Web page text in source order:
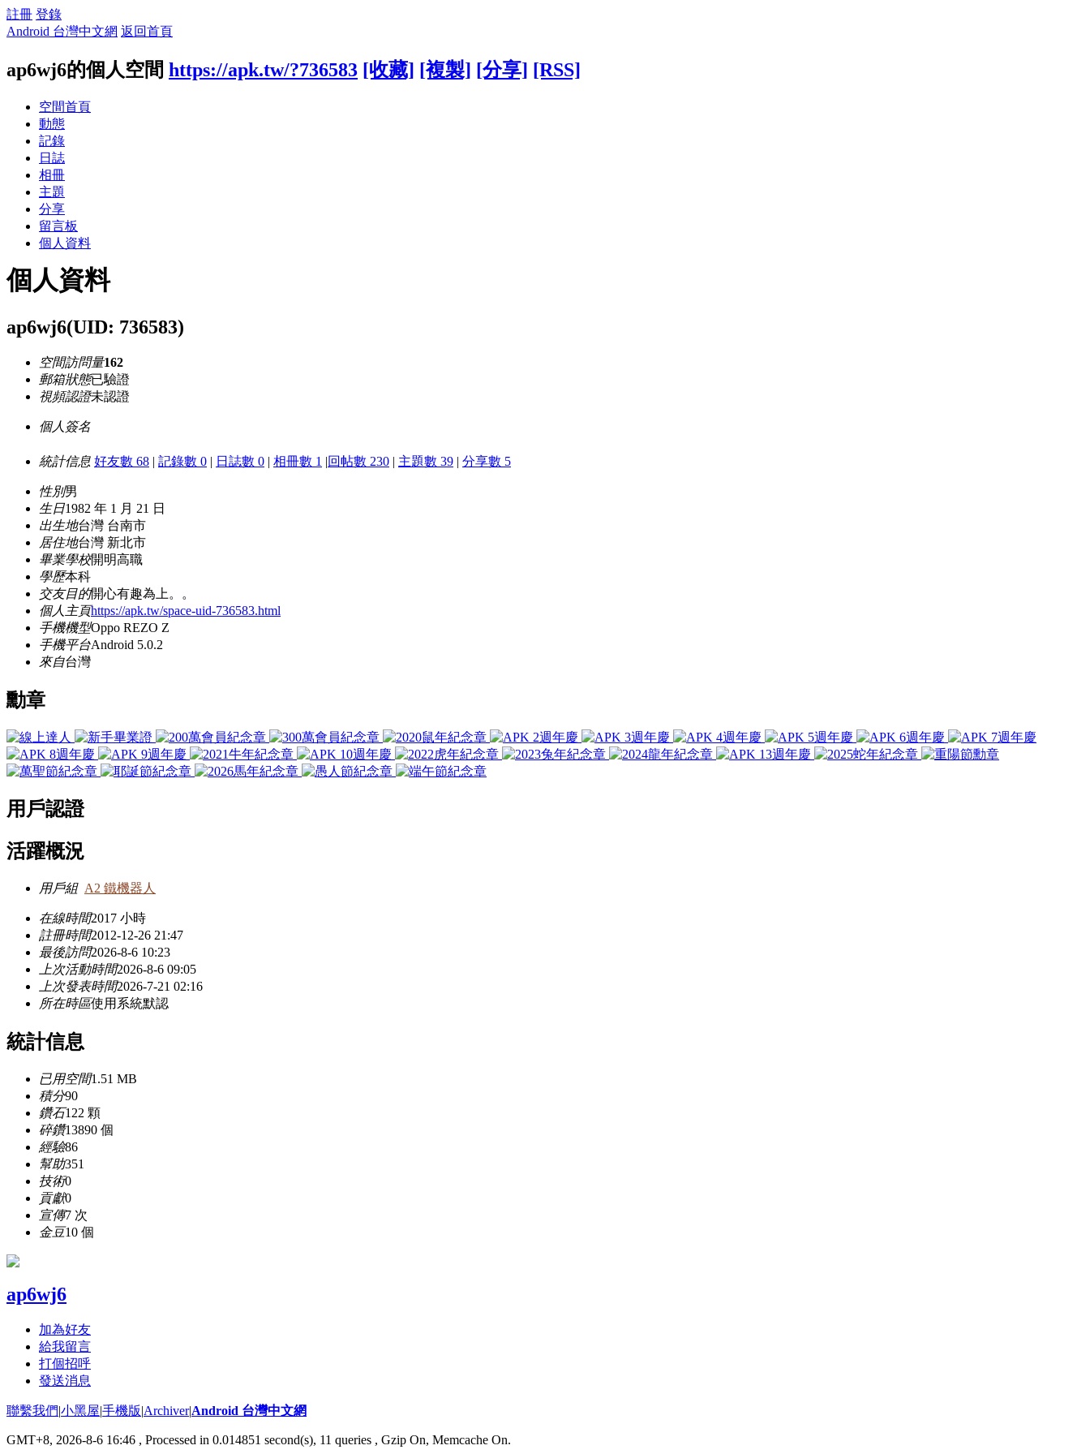
註冊 登錄
Android 台灣中文網 返回首頁
ap6wj6的個人空間 https://apk.tw/?736583 [收藏] [複製] [分享] [RSS]
空間首頁
動態
記錄
日誌
相冊
主題
分享
留言板
個人資料
個人資料
ap6wj6(UID: 736583)
空間訪問量162
郵箱狀態已驗證
視頻認證未認證
個人簽名
統計信息 好友數 68 | 記錄數 0 | 日誌數 0 | 相冊數 1 |回帖數 230 | 主題數 39 | 分享數 5
性別男
生日1982 年 1 月 21 日
出生地台灣 台南市
居住地台灣 新北市
畢業學校開明高職
學歷本科
交友目的開心有趣為上。。
個人主頁https://apk.tw/space-uid-736583.html
手機機型Oppo REZO Z
手機平台Android 5.0.2
來自台灣
勳章
用戶認證
活躍概況
用戶組 A2 鐵機器人
在線時間2017 小時
註冊時間2012-12-26 21:47
最後訪問2026-8-6 10:23
上次活動時間2026-8-6 09:05
上次發表時間2026-7-21 02:16
所在時區使用系統默認
統計信息
已用空間1.51 MB
積分90
鑽石122 顆
碎鑽13890 個
經驗86
幫助351
技術0
貢獻0
宣傳7 次
金豆10 個
ap6wj6
加為好友
給我留言
打個招呼
發送消息
聯繫我們|小黑屋|手機版|Archiver|Android 台灣中文網
GMT+8, 2026-8-6 16:46 , Processed in 0.014851 second(s), 11 queries , Gzip On, Memcache On.